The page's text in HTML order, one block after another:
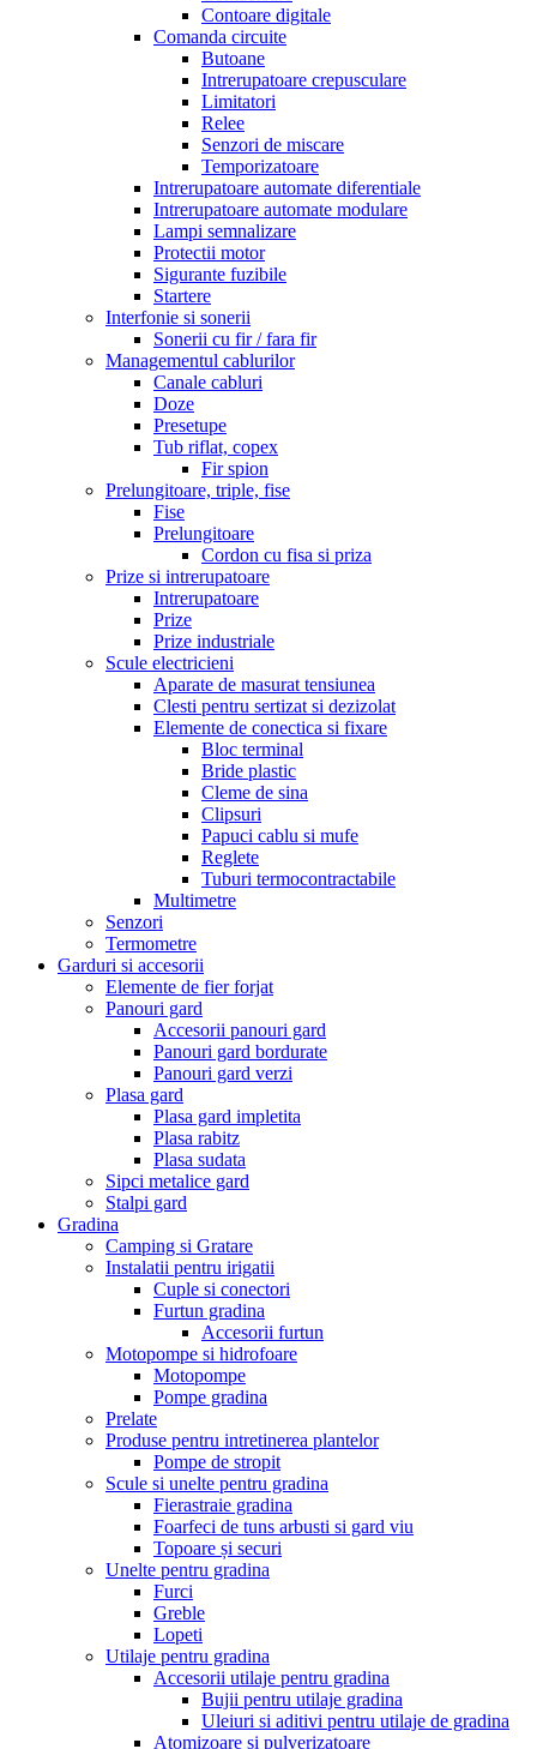
Contoare digitale
Comanda circuite
Butoane
Intrerupatoare crepusculare
Limitatori
Relee
Senzori de miscare
Temporizatoare
Intrerupatoare automate diferentiale
Intrerupatoare automate modulare
Lampi semnalizare
Protectii motor
Sigurante fuzibile
Startere
Interfonie si sonerii
Sonerii cu fir / fara fir
Managementul cablurilor
Canale cabluri
Doze
Presetupe
Tub riflat, copex
Fir spion
Prelungitoare, triple, fise
Fise
Prelungitoare
Cordon cu fisa si priza
Prize si intrerupatoare
Intrerupatoare
Prize
Prize industriale
Scule electricieni
Aparate de masurat tensiunea
Clesti pentru sertizat si dezizolat
Elemente de conectica si fixare
Bloc terminal
Bride plastic
Cleme de sina
Clipsuri
Papuci cablu si mufe
Reglete
Tuburi termocontractabile
Multimetre
Senzori
Termometre
Garduri si accesorii
Elemente de fier forjat
Panouri gard
Accesorii panouri gard
Panouri gard bordurate
Panouri gard verzi
Plasa gard
Plasa gard impletita
Plasa rabitz
Plasa sudata
Sipci metalice gard
Stalpi gard
Gradina
Camping si Gratare
Instalatii pentru irigatii
Cuple si conectori
Furtun gradina
Accesorii furtun
Motopompe si hidrofoare
Motopompe
Pompe gradina
Prelate
Produse pentru intretinerea plantelor
Pompe de stropit
Scule si unelte pentru gradina
Fierastraie gradina
Foarfeci de tuns arbusti si gard viu
Topoare și securi
Unelte pentru gradina
Furci
Greble
Lopeti
Utilaje pentru gradina
Accesorii utilaje pentru gradina
Bujii pentru utilaje gradina
Uleiuri si aditivi pentru utilaje de gradina
Atomizoare si pulverizatoare